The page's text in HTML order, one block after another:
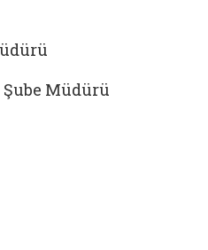
Şube Müdürü